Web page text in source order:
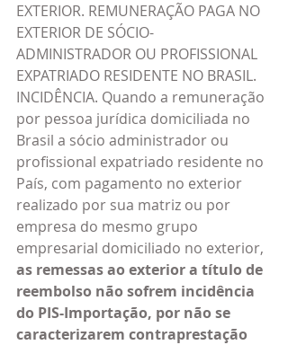
EXTERIOR. REMUNERAÇÃO PAGA NO
EXTERIOR DE SÓCIO-
ADMINISTRADOR OU PROFISSIONAL
EXPATRIADO RESIDENTE NO BRASIL.
INCIDÊNCIA. Quando a remuneração
por pessoa jurídica domiciliada no
Brasil a sócio administrador ou
profissional expatriado residente no
País, com pagamento no exterior
realizado por sua matriz ou por
empresa do mesmo grupo
empresarial domiciliado no exterior,
as remessas ao exterior a título de
reembolso não sofrem incidência
do PIS-Importação, por não se
caracterizarem contraprestação